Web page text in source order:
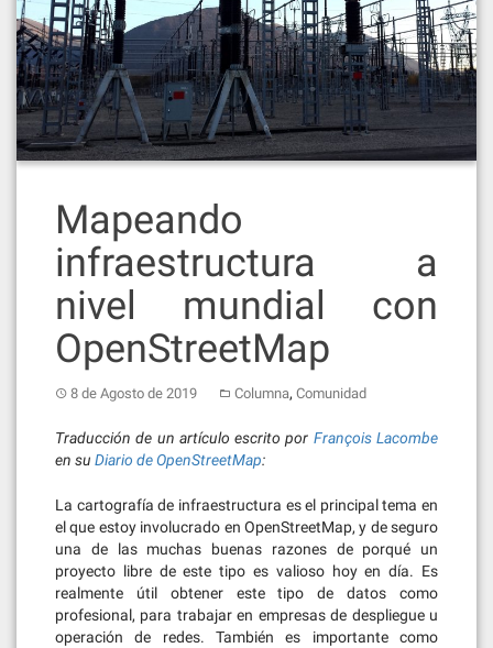
Mapeando
infraestructura a
nivel mundial con
OpenStreetMap
8 de Agosto de 2019 Columna, Comunidad
Traducción de un artículo escrito por François Lacombe
en su Diario de OpenStreetMap:
La cartografía de infraestructura es el principal tema en
el que estoy involucrado en OpenStreetMap, y de seguro
una de las muchas buenas razones de porqué un
proyecto libre de este tipo es valioso hoy en día. Es
realmente útil obtener este tipo de datos como
profesional, para trabajar en empresas de despliegue u
operación de redes. También es importante como